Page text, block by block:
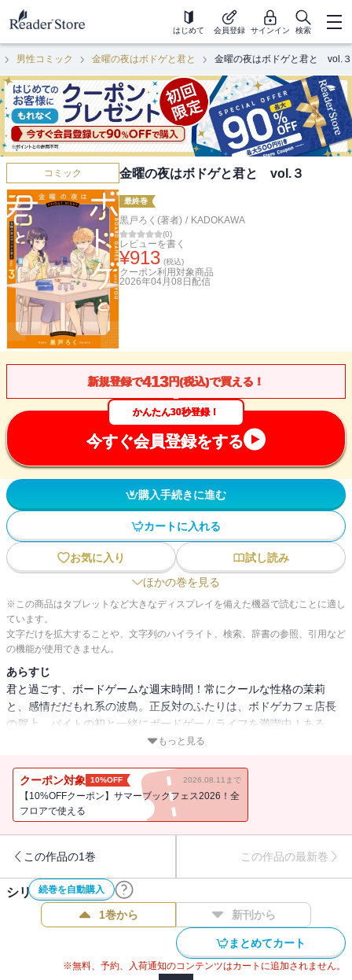
はじめて 会員登録 サインイン 検索
男性コミック 金曜の夜はボドゲと君と 金曜の夜はボドゲと君と vol.３
コミック 金曜の夜はボドゲと君と vol.３
最終巻
黒戸ろく(著者) / KADOKAWA
(0)
レビューを書く
¥913 (税込)
クーポン利用対象商品
2026年04月08日 配信
新規登録で413円(税込)で買える！
かんたん30秒登録！
今すぐ会員登録をする
購入手続きに進む
カートに入れる
お気に入り
試し読み
ほかの巻を見る
※この商品はタブレットなど大きなディスプレイを備えた機器で読むことに適し
ています。
文字だけを拡大することや、文字列のハイライト、検索、辞書の参照、引用など
の機能が使用できません。
あらすじ
君と過ごす、ボードゲームな週末時間！常にクールな性格の茉莉
と、感情だだもれ系の波島。正反対のふたりは、ボドゲカフェ店長
の賀上、バイトの初と一緒にボードゲームライフを満喫中！ある
日、初から呼び出された茉莉。最近感じているモヤモヤを相談する
と波島、初と賀上、それぞれの胸キュンいっぱいなボードゲーム週
末時間、完結巻！
もっと見る
クーポン対象 10%OFF 2026.08.11まで
【10%OFFクーポン】サマーブックフェス2026！全
フロアで使える
この作品の1巻 この作品の最新巻
続巻を自動購入
シリーズ作品(3件)
1巻から 新刊から
まとめてカート
※無料、予約、入荷通知のコンテンツはカートに追加されません。